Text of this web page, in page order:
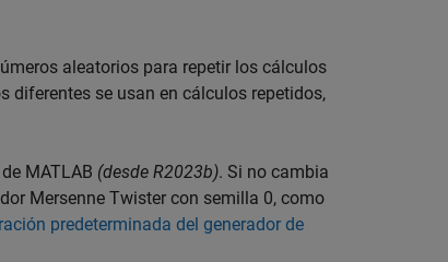
aleatorios para repetir los cálculos
diferentes se usan en cálculos repetidos,
MATLAB (desde R2023b). Si no cambia
Mersenne Twister con semilla 0, como
predeterminada del generador de